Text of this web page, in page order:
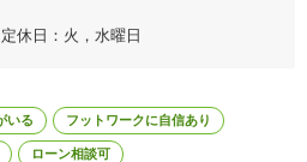
休日：火，水曜日
いる フットワークに自信あり
ローン相談可